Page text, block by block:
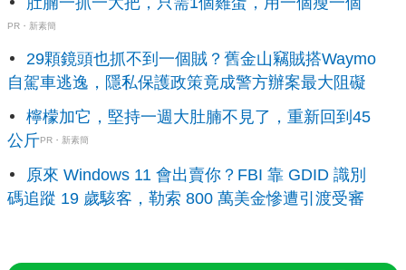
PR・新素簡
29顆鏡頭也抓不到一個賊？舊金山竊賊搭Waymo
自駕車逃逸，隱私保護政策竟成警方辦案最大阻礙
檸檬加它，堅持一週大肚腩不見了，重新回到45
公斤PR・新素簡
原來 Windows 11 會出賣你？FBI 靠 GDID 識別
碼追蹤 19 歲駭客，勒索 800 萬美金慘遭引渡受審